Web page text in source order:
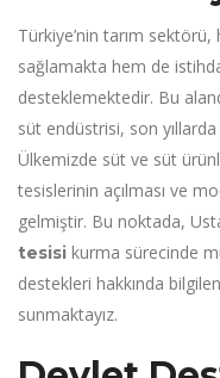
Türkiye’nin tarım
sağlamakta hem de
desteklemektedir. Bu
süt endüstrisi, son
Ülkemizde süt ve süt
tesislerinin açılması ve
gelmiştir. Bu noktada,
tesisi kurma sürecinde
destekleri hakkında
sunmaktayız.